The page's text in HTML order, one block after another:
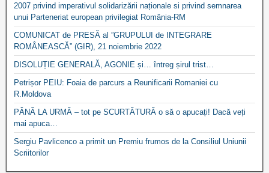
2007 privind imperativul solidarizării naționale si privind semnarea
unui Parteneriat european privilegiat România-RM
COMUNICAT de PRESĂ al ”GRUPULUI de INTEGRARE
ROMÂNEASCĂ” (GIR), 21 noiembrie 2022
DISOLUȚIE GENERALĂ, AGONIE și… întreg șirul trist…
Petrișor PEIU: Foaia de parcurs a Reunificarii Romaniei cu
R.Moldova
PÂNĂ LA URMĂ – tot pe SCURTĂTURĂ o să o apucați! Dacă veți
mai apuca…
Sergiu Pavlicenco a primit un Premiu frumos de la Consiliul Uniunii
Scriitorilor